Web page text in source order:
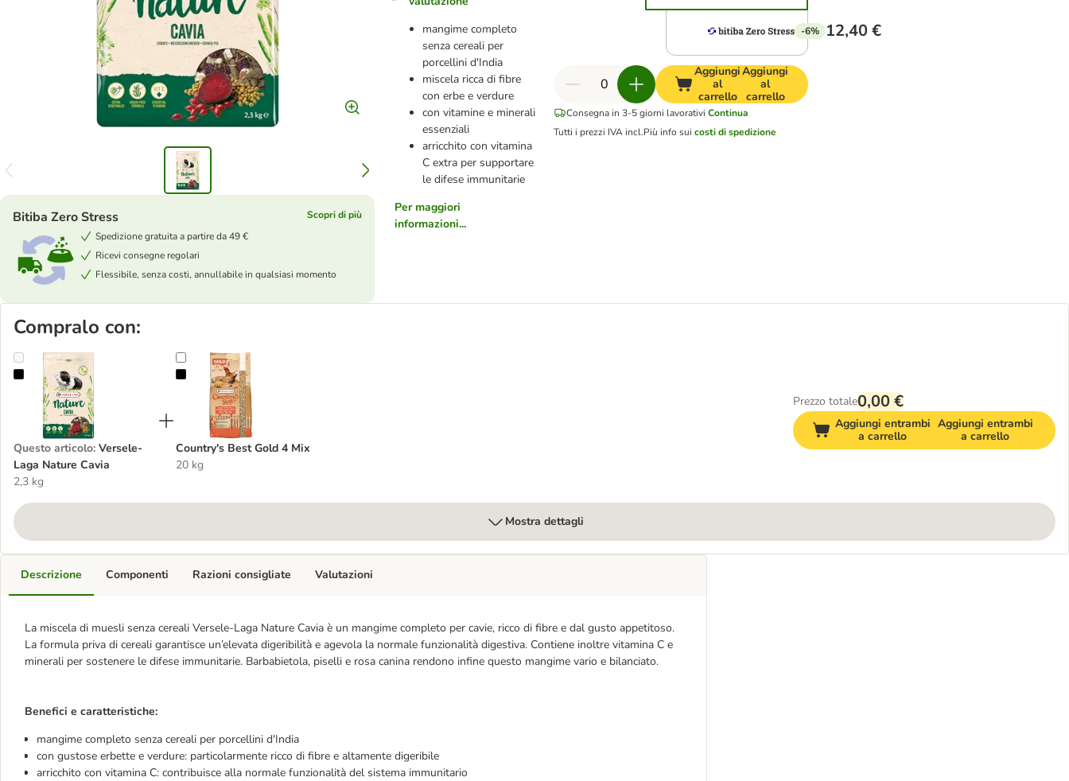
mangime completo
senza cereali per
porcellini d'India
miscela ricca di fibre
con erbe e verdure
con vitamine e minerali
essenziali
arricchito con vitamina
C extra per supportare
le difese immunitarie
Per maggiori
informazioni...
Bitiba Zero Stress
Scopri di più
Spedizione gratuita a partire da 49 €
Ricevi consegne regolari
Flessibile, senza costi, annullabile in qualsiasi momento
-6% 12,40 €
Aggiungi
al
carrello
Aggiungi
al
carrello
Consegna in 3-5 giorni lavorativi Continua
Tutti i prezzi IVA incl.Più info suicosti di spedizione
Compralo con:
Versele-Laga Nature Cavia
Questo articolo: Versele-
Laga Nature Cavia
2,3 kg
Country's Best Gold 4 Mix
Country's Best Gold 4 Mix
20 kg
Prezzo totale0,00 €
Aggiungi entrambi
a carrello
Aggiungi entrambi
a carrello
Mostra dettagli
Descrizione
La miscela di muesli senza cereali Versele-Laga Nature Cavia è un mangime completo per cavie, ricco di fibre e dal gusto appetitoso.
La formula priva di cereali garantisce un’elevata digeribilità e agevola la normale funzionalità digestiva. Contiene inoltre vitamina C e
minerali per sostenere le difese immunitarie. Barbabietola, piselli e rosa canina rendono infine questo mangime vario e bilanciato.
Benefici e caratteristiche:
mangime completo senza cereali per porcellini d'India
con gustose erbette e verdure: particolarmente ricco di fibre e altamente digeribile
arricchito con vitamina C: contribuisce alla normale funzionalità del sistema immunitario
Componenti Razioni consigliate Valutazioni